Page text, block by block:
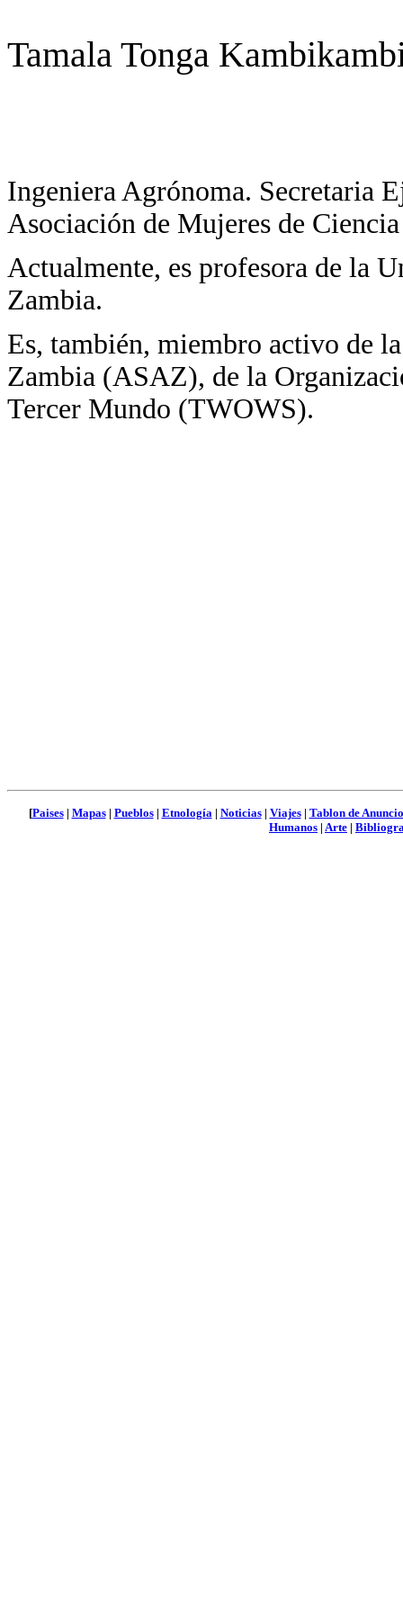
Tamala Tonga
Ingeniera Agrónoma. Secretaria
Asociación de Mujeres de
Actualmente, es profesora de la
Zambia.
Es, también, miembro activo de
Zambia (ASAZ), de la
Tercer Mundo (TWOWS).
[Paises| Mapas| Pueblos| Etnología| Noticias| Viajes| Tablon de
Humanos | Arte |